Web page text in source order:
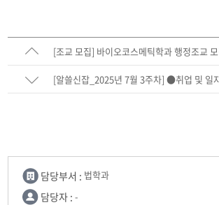
[조교 모집] 바이오코스메틱학과 행정조교
[알쓸신잡_2025년 7월 3주차] ●취업 및 일
담당부서 : 법학과
담당자 : -